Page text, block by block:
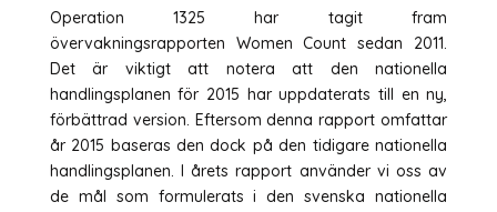
Operation 1325 har tagit fram
övervakningsrapporten Women Count sedan 2011.
Det är viktigt att notera att den nationella
handlingsplanen för 2015 har uppdaterats till en ny,
förbättrad version. Eftersom denna rapport omfattar
år 2015 baseras den dock på den tidigare nationella
handlingsplanen. I årets rapport använder vi oss av
de mål som formulerats i den svenska nationella